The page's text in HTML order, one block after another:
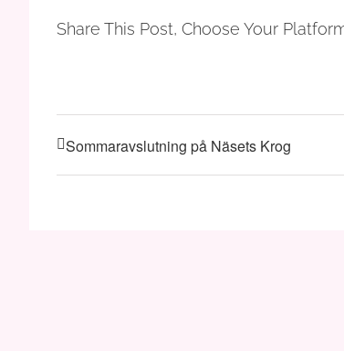
Share This Post, Choose Your
Sommaravslutning på Näsets Krog